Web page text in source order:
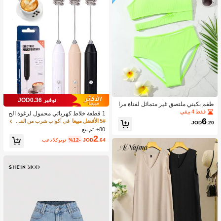
طقم بكيني ملتصق غير متماثل لفتاة مرا
هقة شاطئ صيفي
فقط 4 بيقي
JOD6.20
توفير JOD0.36
1 قطعة خلاط كهربائي محمول لرغوة الح
ليب، رغاية الحليب القابلة للشحن - شحن
USB، 3 سرعات، خلاط حليب كهربائي ص
غير، مناسب للقهوة/اللاتيه/الكابتشينو/الش
وكولاتة الساخنة/البيض
5# الأفضل مبيعا
في أكواب شرب من الفولاذ المقاوم للصدأ جهاز رغوة ال
80+. تم بيع
JOD2.64
%12- بعد الكوبون